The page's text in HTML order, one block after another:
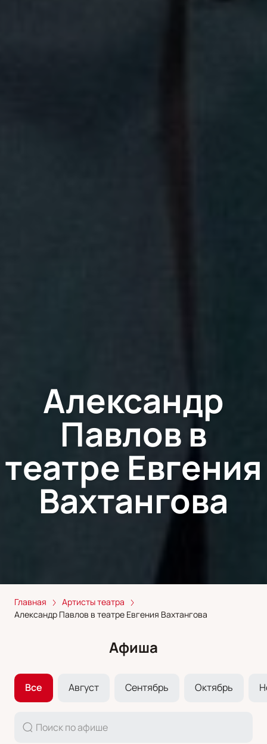
Александр
Павлов в
театре Евгения
Вахтангова
Главная
Артисты театра
Александр Павлов в театре Евгения Вахтангова
Афиша
Все Август Сентябрь Октябрь